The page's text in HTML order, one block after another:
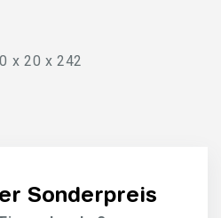
x 20 x 242
Sonderpreis